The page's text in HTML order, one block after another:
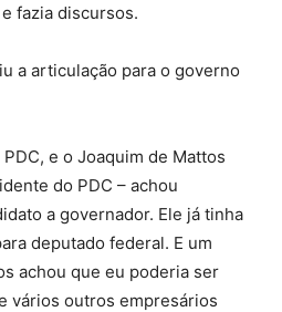
fazia discursos.
a articulação para o governo
e o Joaquim de Mattos
do PDC – achou
a governador. Ele já tinha
deputado federal. E um
achou que eu poderia ser
vários outros empresários